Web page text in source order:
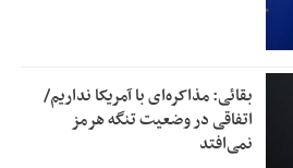
بقائی: مذاکره‌ای با آمریکا نداریم/
اتفاقی در وضعیت تنگه هرمز
نمی‌افتد